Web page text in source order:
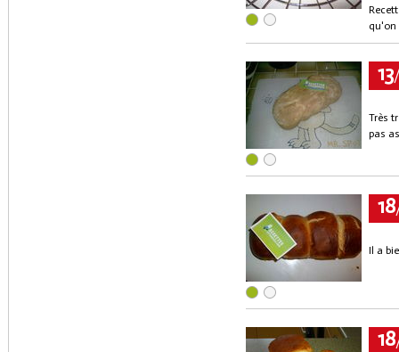
qu'on
13
Très
pas
18
Il a
18